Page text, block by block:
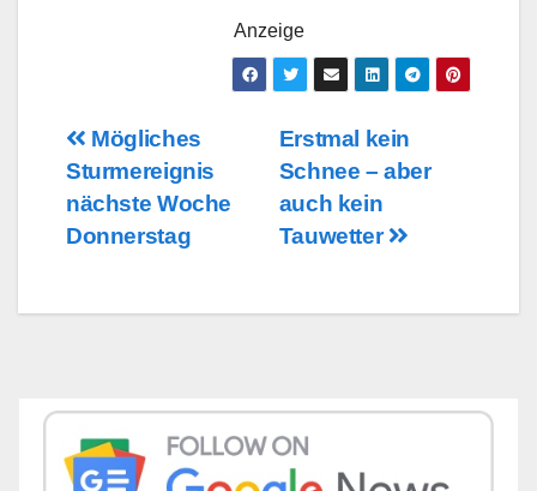
Anzeige
Beitragsnavigation
Erstmal kein
Schnee – aber
auch kein
Tauwetter
Mögliches
Sturmereignis
nächste Woche
Donnerstag